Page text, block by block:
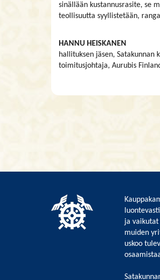
sinällään kustannusrasite, se
teollisuutta syyllistetään,
HANNU HEISKANEN
hallituksen jäsen, Satakunnan
toimitusjohtaja, Aurubis
ja
muiden
uskoo